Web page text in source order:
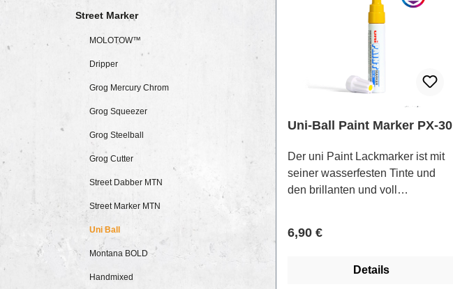
Street Marker
MOLOTOW™
Dripper
Grog Mercury Chrom
Grog Squeezer
Grog Steelball
Grog Cutter
Street Dabber MTN
Street Marker MTN
Uni Ball
Montana BOLD
Handmixed
Uni-Ball Paint Marker PX-30
Der uni Paint Lackmarker ist mit
seiner wasserfesten Tinte und
den brillanten und voll
Marker auf Ölbasis ist ideal für
ein dauerhaftes Zeichen setzen
Regulärer Preis:
6,90 €
Details